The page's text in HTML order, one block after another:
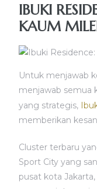
IBUKI
KAUM
Untuk menjawab
menjawab semua
yang strategis,
memberikan
Cluster terbaru
Sport City yang
pusat kota